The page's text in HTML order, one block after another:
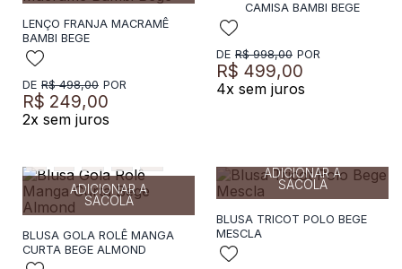
LENÇO FRANJA MACRAMÊ
BAMBI BEGE
R$ 498,00
R$ 249,00
2x sem juros
CAMISA BAMBI BEGE
R$ 998,00
R$ 499,00
4x sem juros
ADICIONAR A
SACOLA
BLUSA GOLA ROLÊ MANGA
CURTA BEGE ALMOND
ADICIONAR A
SACOLA
BLUSA TRICOT POLO BEGE
MESCLA
6º
top
7º
8º
short saia
9º
pesponto verde sage